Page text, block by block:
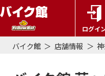
ログイ
バイク館 店舗情報